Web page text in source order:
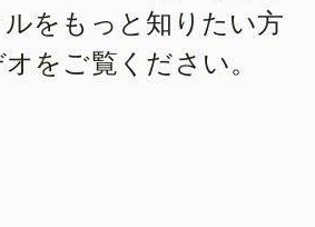
をもっと知りたい方
をご覧ください。